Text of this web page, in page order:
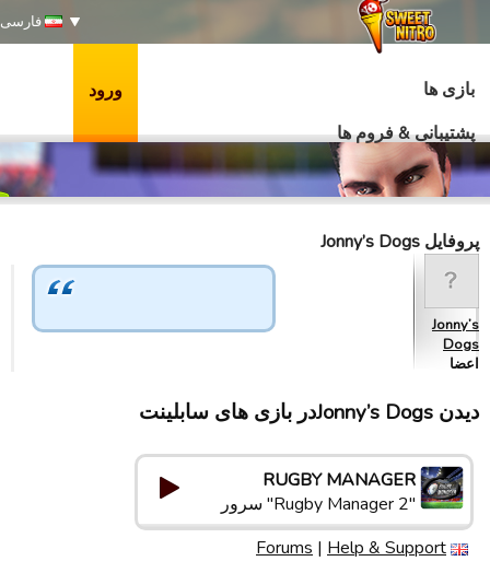
فارسی
بازی ها
پشتیبانی & فروم ها
ورود
پروفایل Jonny’s Dogs
Jonny’s
Dogs
اعضا
دیدن Jonny’s Dogsدر بازی های سابلینت
RUGBY MANAGER
"Rugby Manager 2" سرور
Forums | Help & Support